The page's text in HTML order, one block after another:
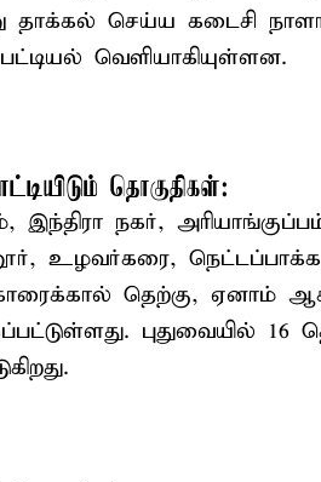
தாக்கல் செய்ய கடைசி
வெளியாகியுள்ளன.
தொகுதிகள்:
இந்திரா நகர்,
உழவர்கரை,
தெற்கு, ஏனாம்
புதுவையில்